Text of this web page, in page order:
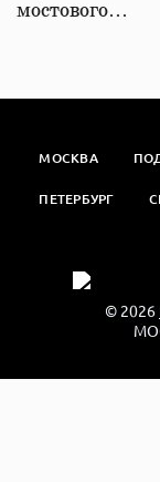
мостового…
МОСКВА
ПЕТЕРБУРГ
© 2026